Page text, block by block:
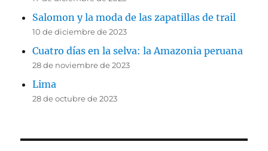
Salomon y la moda de las zapatillas de trail
10 de diciembre de 2023
Cuatro días en la selva: la Amazonia peruana
28 de noviembre de 2023
Lima
28 de octubre de 2023